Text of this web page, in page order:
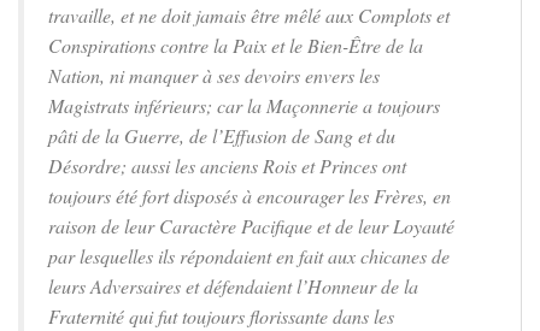
travaille, et ne doit jamais être mêlé aux Complots et
Conspirations contre la Paix et le Bien-Être de la
Nation, ni manquer à ses devoirs envers les
Magistrats inférieurs; car la Maçonnerie a toujours
pâti de la Guerre, de l’Effusion de Sang et du
Désordre; aussi les anciens Rois et Princes ont
toujours été fort disposés à encourager les Frères, en
raison de leur Caractère Pacifique et de leur Loyauté
par lesquelles ils répondaient en fait aux chicanes de
leurs Adversaires et défendaient l’Honneur de la
Fraternité qui fut toujours florissante dans les